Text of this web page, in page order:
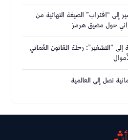
إلى “اقتراب” الصيغة النهائية من
حول مضيق هرمز
“التشفير”: رحلة القانون العُماني
تصل إلى العالمية